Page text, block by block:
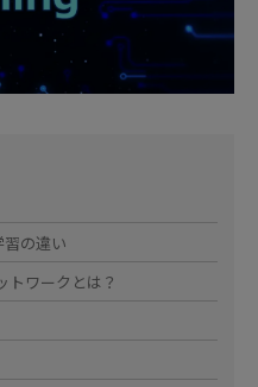
の違い
トワークとは？